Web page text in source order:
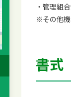
・管理組
※その他機
書式